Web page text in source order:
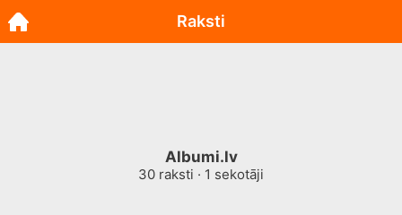
Albumi.lv
30 raksti · 1 sekotāji
Raksti